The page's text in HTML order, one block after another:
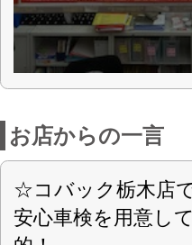
スーパーセーフティ車検を
予約すると1000円引きを開
車検のコバック
〈店舗直通フリーダイヤル
住所 〒328-0032 栃木県栃
認可 6第757号
電話番号